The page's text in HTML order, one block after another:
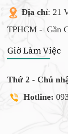
Địa chỉ: 21
TPHCM - Gần
Giờ Làm Việc
Thứ 2 - Chủ
Hotline: